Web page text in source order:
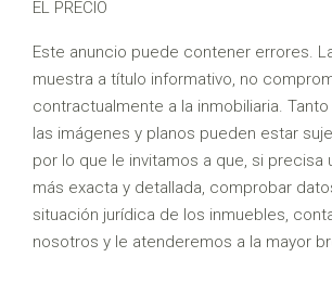
EL PRECIO
Este anuncio puede contener errores.
muestra a título informativo, no
contractualmente a la inmobiliaria.
las imágenes y planos pueden estar
por lo que le invitamos a que, si precisa
más exacta y detallada, comprobar
situación jurídica de los inmuebles,
nosotros y le atenderemos a la mayor